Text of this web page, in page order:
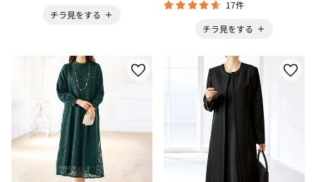
チラ見をする
17件
チラ見をする